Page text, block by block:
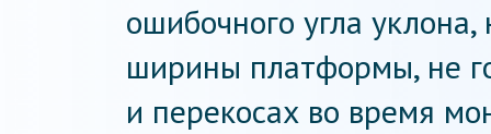
ошибочного угла
ширины платформы, не
и перекосах во время